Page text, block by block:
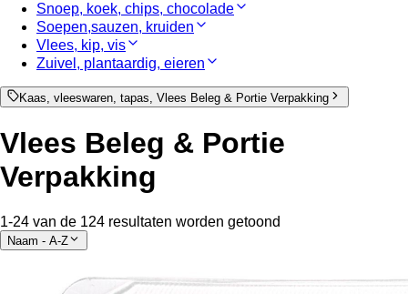
Snoep, koek, chips, chocolade
Soepen,sauzen, kruiden
Vlees, kip, vis
Zuivel, plantaardig, eieren
Kaas, vleeswaren, tapas, Vlees Beleg & Portie Verpakking
Vlees Beleg & Portie
Verpakking
1-24 van de 124 resultaten worden getoond
Naam - A-Z